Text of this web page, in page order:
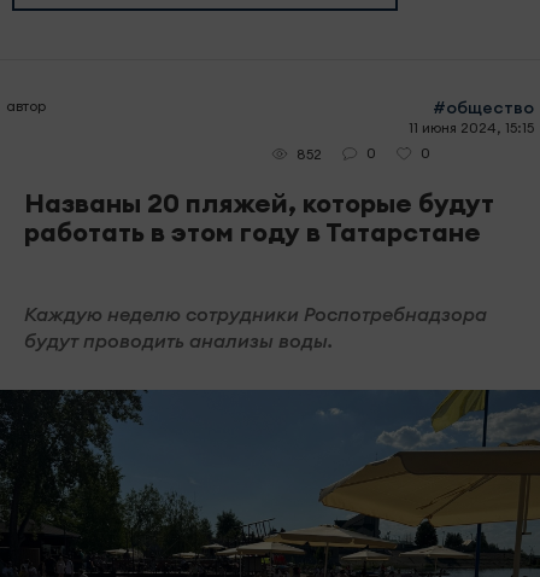
автор #общество
11 июня 2024, 15:15
852
0 0
Названы 20 пляжей, которые будут
работать в этом году в Татарстане
Каждую неделю сотрудники Роспотребнадзора
будут проводить анализы воды.